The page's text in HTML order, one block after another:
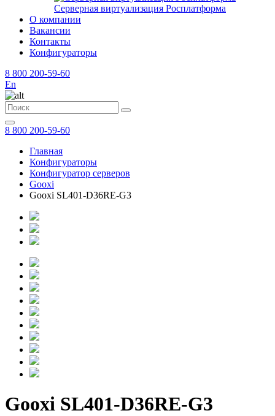
Серверная виртуализация Росплатформа
О компании
Вакансии
Контакты
Конфигураторы
8 800 200-59-60
En
8 800 200-59-60
Главная
Конфигураторы
Конфигуратор серверов
Gooxi
Gooxi SL401-D36RE-G3
Gooxi SL401-D36RE-G3